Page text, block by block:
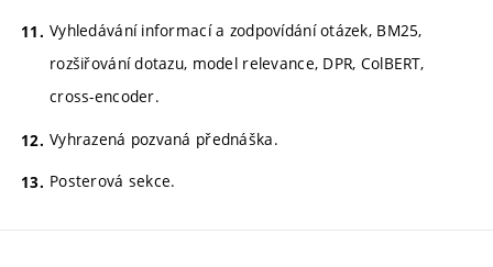
Vyhledávání informací a zodpovídání otázek, BM25,
rozšiřování dotazu, model relevance, DPR, ColBERT,
cross-encoder.
Vyhrazená pozvaná přednáška.
Posterová sekce.